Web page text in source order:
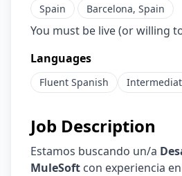
Spain
Barcelona, Spain
You must be live (or willing
Languages
Fluent Spanish
Job Description
Estamos buscando un/a
MuleSoft con experiencia